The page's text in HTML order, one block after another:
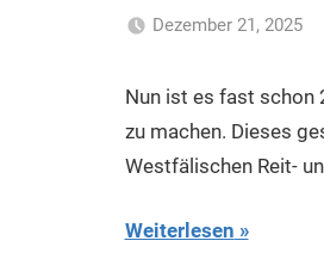
Dezember 21, 2025
Nun ist es fast schon
zu machen. Dieses
Westfälischen Reit-
Weiterlesen